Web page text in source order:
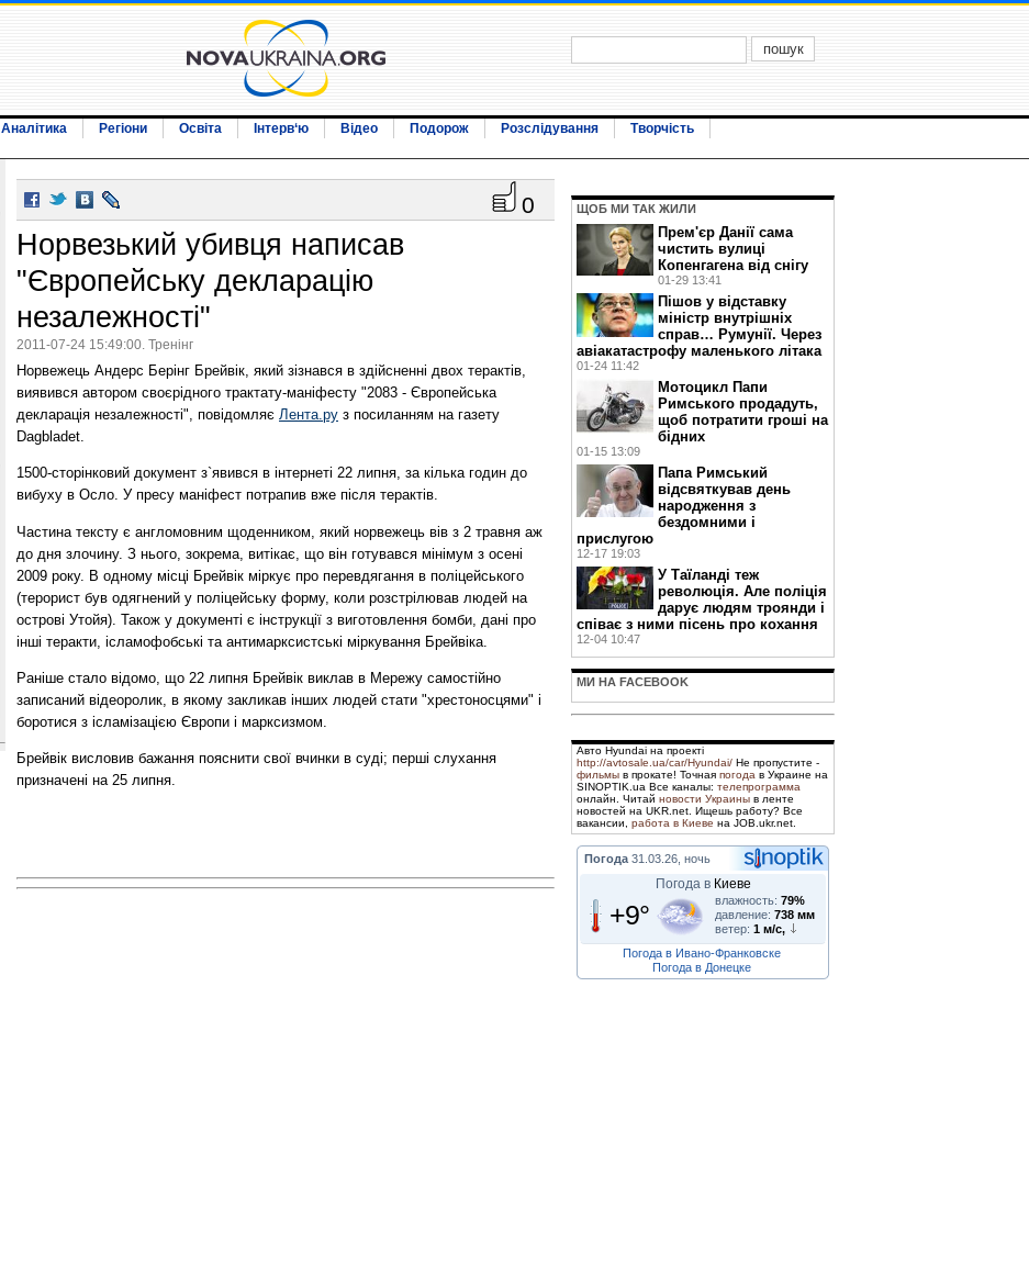
Аналітика Регіони Освіта Інтерв‘ю Відео Подорож Розслідування
Творчість
0
Норвезький убивця написав
"Європейську декларацію
незалежності"
2011-07-24 15:49:00. Тренінг
Норвежець Андерс Берінг Брейвік, який зізнався в здійсненні двох терактів,
виявився автором своєрідного трактату-маніфесту "2083 - Європейська
декларація незалежності", повідомляє Лента.ру з посиланням на газету
Dagbladet.
1500-сторінковий документ з`явився в інтернеті 22 липня, за кілька годин до
вибуху в Осло. У пресу маніфест потрапив вже після терактів.
Частина тексту є англомовним щоденником, який норвежець вів з 2 травня аж
до дня злочину. З нього, зокрема, витікає, що він готувався мінімум з осені
2009 року. В одному місці Брейвік міркує про перевдягання в поліцейського
(терорист був одягнений у поліцейську форму, коли розстрілював людей на
острові Утойя). Також у документі є інструкції з виготовлення бомби, дані про
інші теракти, ісламофобські та антимарксистські міркування Брейвіка.
Раніше стало відомо, що 22 липня Брейвік виклав в Мережу самостійно
записаний відеоролик, в якому закликав інших людей стати "хрестоносцями" і
боротися з ісламізацією Європи і марксизмом.
Брейвік висловив бажання пояснити свої вчинки в суді; перші слухання
призначені на 25 липня.
ЩОБ МИ ТАК ЖИЛИ
Прем'єр Данії сама
чистить вулиці
Копенгагена від снігу
01-29 13:41
Пішов у відставку
міністр внутрішніх
справ… Румунії. Через
авіакатастрофу маленького літака
01-24 11:42
Мотоцикл Папи
Римського продадуть,
щоб потратити гроші на
бідних
01-15 13:09
Папа Римський
відсвяткував день
народження з
бездомними і
прислугою
12-17 19:03
У Таїланді теж
революція. Але поліція
дарує людям троянди і
співає з ними пісень про кохання
12-04 10:47
МИ НА FACEBOOK
Авто Hyundai на проекті
http://avtosale.ua/car/Hyundai/ Не пропустите -
фильмы в прокате! Точная погода в Украине на
SINOPTIK.ua Все каналы: телепрограмма
онлайн. Читай новости Украины в ленте
новостей на UKR.net. Ищешь работу? Все
вакансии, работа в Киеве на JOB.ukr.net.
Погода 31.03.26, ночь
Погода в Киеве
+9° влажность: 79%
давление: 738 мм
ветер: 1 м/с,
Погода в Ивано-Франковске
Погода в Донецке